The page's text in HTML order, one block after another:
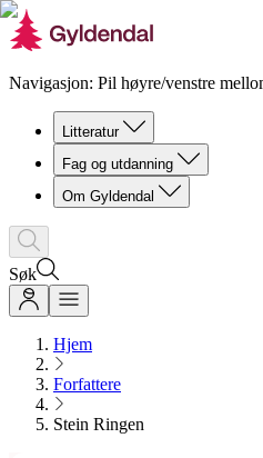
Navigasjon: Pil høyre/venstre
Litteratur
Fag og utdanning
Om Gyldendal
Søk
Hjem
Forfattere
Stein Ringen